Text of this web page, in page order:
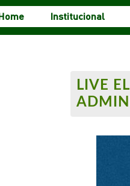
Institucional
LIVE